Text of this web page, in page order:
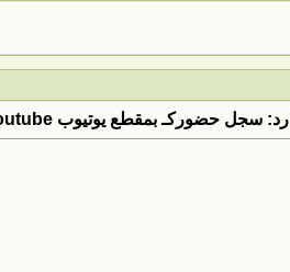
رد: سجل حضوركـ بمقطع يوتيوب Youtube